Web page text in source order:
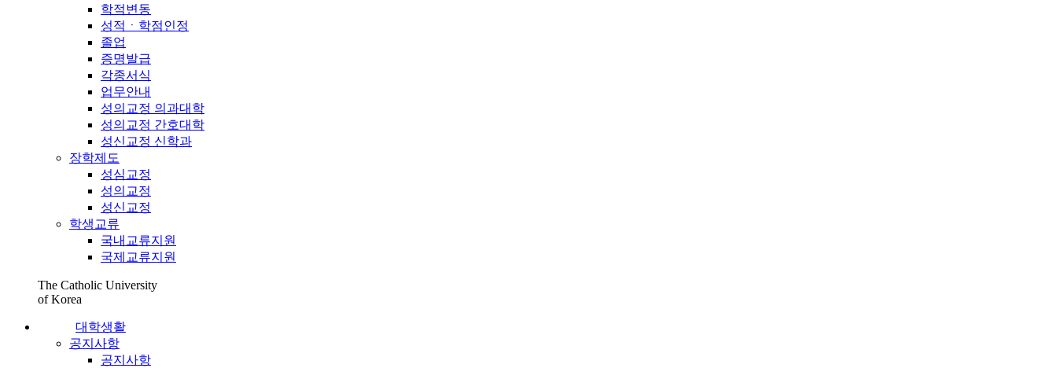
학적변동
성적ㆍ학점인정
졸업
증명발급
각종서식
업무안내
성의교정 의과대학
성의교정 간호대학
성신교정 신학과
장학제도
성심교정
성의교정
성신교정
학생교류
국내교류지원
국제교류지원
The Catholic University
of Korea
대학생활
공지사항
공지사항